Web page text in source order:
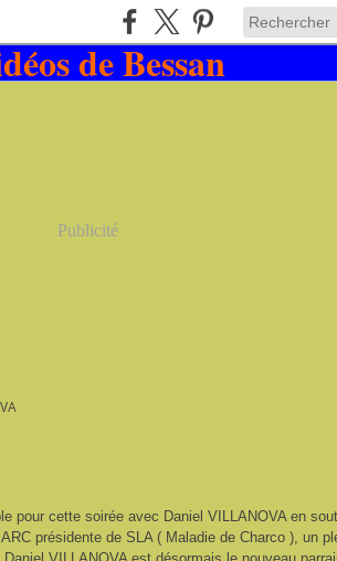
Publicité
pour cette soirée avec Daniel VILLANOVA en
présidente de SLA ( Maladie de Charco ), un